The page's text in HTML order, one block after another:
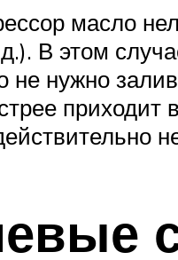
масло
В этом
нужно
приходит